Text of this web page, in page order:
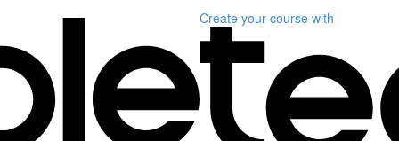
Create your course with